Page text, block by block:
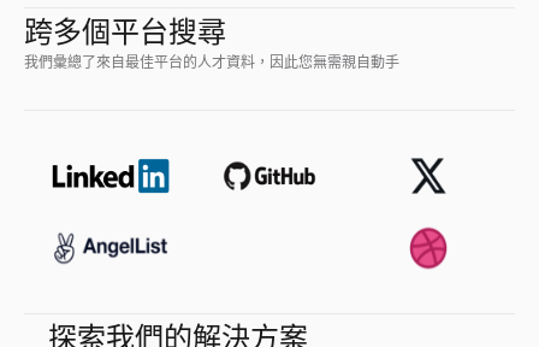
跨多個平台搜尋
我們彙總了來自最佳平台的人才資料，因此您無需親自動手
探索我們的解決方案